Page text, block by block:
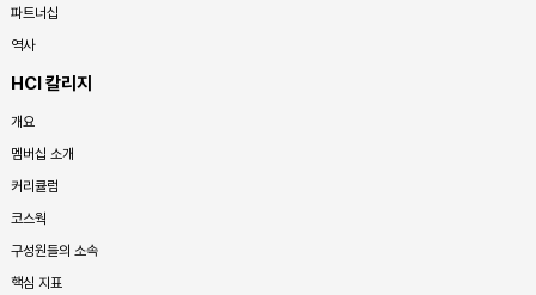
파트너십
역사
HCI 칼리지
개요
멤버십 소개
커리큘럼
코스웍
구성원들의 소속
핵심 지표